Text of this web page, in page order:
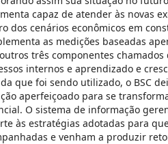
capaz de atender às novas
dos cenários econômicos em
as medições baseadas
três componentes
internos e aprendizado e
que foi sendo utilizado, o BSC
aperfeiçoado para se
O sistema de informação
às estratégias adotadas para
e venham a produzir